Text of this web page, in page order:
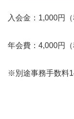
入会金：1,000円（
年会費：4,000円（
※別途事務手数料